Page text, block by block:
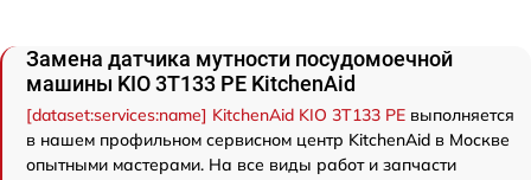
Замена датчика мутности посудомоечной
машины KIO 3T133 PE KitchenAid
[dataset:services:name] KitchenAid KIO 3T133 PE выполняется
в нашем профильном сервисном центр KitchenAid в Москве
опытными мастерами. На все виды работ и запчасти